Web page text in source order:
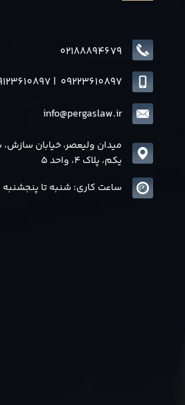
02188894679
info@pergaslaw.ir
| 09223610897
میدان ولیعصر، خیابان
یکم، پلاک 4، واحد 5
ساعت کاری: شنبه تا پنجشنبه 8 الی17